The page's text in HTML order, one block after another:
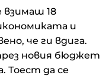
взимаш 18
и
че ги вдига.
новия бюджет
Тоест да се